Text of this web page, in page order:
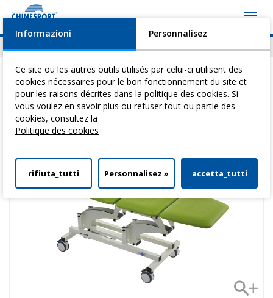
Actualités Evénements Video Download
Vous êtes ici: Home>Tables Pour ThéRapie>Test Line> Test Mobil
Informazioni Personnalisez
Ce site ou les autres outils utilisés par celui-ci utilisent des
cookies nécessaires pour le bon fonctionnement du site et
pour les raisons décrites dans la politique des cookies. Si
vous voulez en savoir plus ou refuser tout ou partie des
cookies, consultez la
Politique des cookies
rifiuta_tutti Personnalisez » accetta_tutti